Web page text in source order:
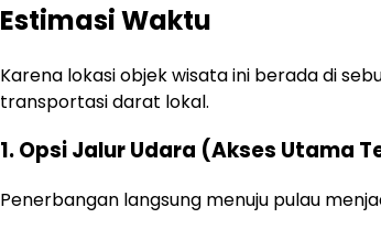
Estimasi Waktu
Karena lokasi objek wisata ini berada di
transportasi darat lokal.
1. Opsi Jalur Udara (Akses Utama
Penerbangan langsung menuju pulau